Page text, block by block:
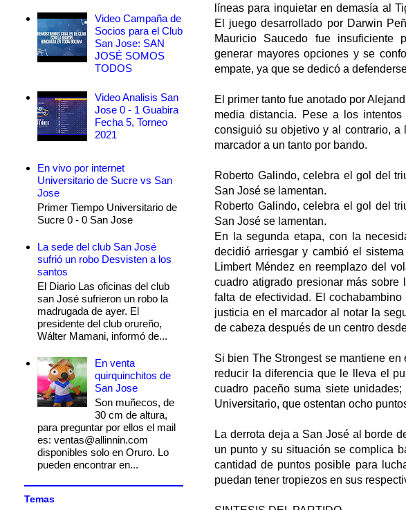
líneas para inquietar en demasía al
El juego desarrollado por Darwin
Mauricio Saucedo fue insuficiente
generar mayores opciones y se
empate, ya que se dedicó a
El primer tanto fue anotado por
media distancia. Pese a los
consiguió su objetivo y al contrario,
marcador a un tanto por bando.
Roberto Galindo, celebra el gol del
San José se lamentan.
Roberto Galindo, celebra el gol del
San José se lamentan.
En la segunda etapa, con la
decidió arriesgar y cambió el
Limbert Méndez en reemplazo del
cuadro atigrado presionar más
falta de efectividad. El
justicia en el marcador al notar la
de cabeza después de un centro
Si bien The Strongest se mantiene
reducir la diferencia que le lleva el
cuadro paceño suma siete
Universitario, que ostentan ocho
La derrota deja a San José al borde
un punto y su situación se complica
cantidad de puntos posible para
puedan tener tropiezos en sus
Video Campaña de
Socios para el Club
San Jose: SAN
JOSÉ SOMOS
TODOS
Video Analisis San
Jose 0 - 1 Guabira
Fecha 5, Torneo
2021
En vivo por internet
Universitario de Sucre vs San
Jose
Primer Tiempo Universitario de
Sucre 0 - 0 San Jose
La sede del club San José
sufrió un robo Desvisten a los
santos
El Diario Las oficinas del club
san José sufrieron un robo la
madrugada de ayer. El
presidente del club orureño,
Wálter Mamani, informó de...
En venta
quirquinchitos de
San Jose
Son muñecos, de
30 cm de altura,
para preguntar por ellos el mail
es: ventas@allinnin.com
disponibles solo en Oruro. Lo
pueden encontrar en...
Temas